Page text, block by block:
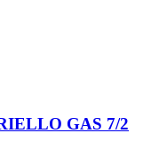
GAS 7/2